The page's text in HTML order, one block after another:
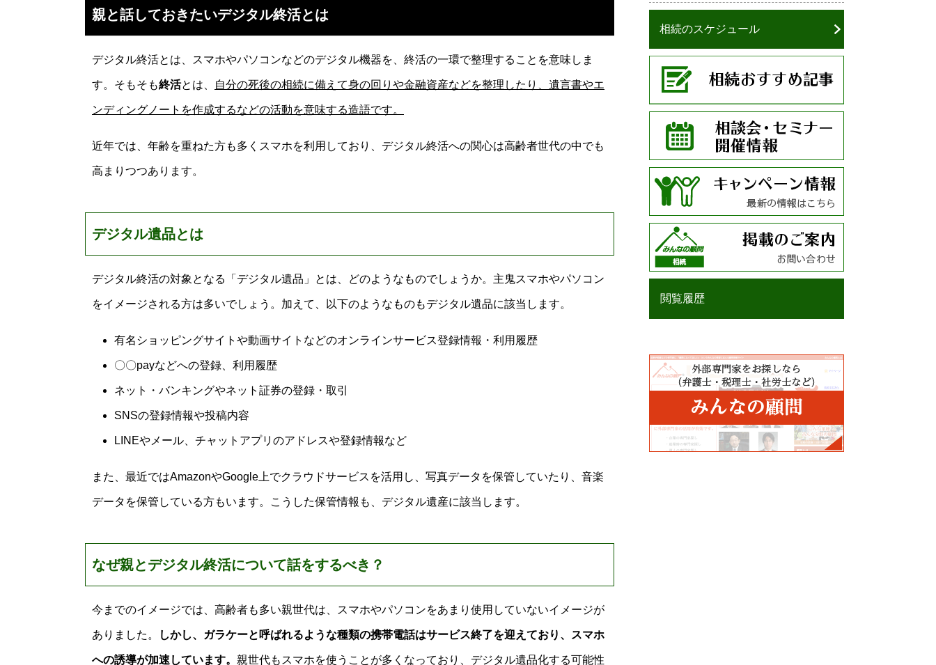
親と話しておきたいデジタル終活とは
デジタル終活とは、スマホやパソコンなどのデジタル機器を、終活の一環で整理することを意味しま
す。そもそも終活とは、 自分の死後の相続に備えて身の回りや金融資産などを整理したり、遺言書やエ
ンディングノートを作成するなどの活動を意味する造語です。
近年では、年齢を重ねた方も多くスマホを利用しており、デジタル終活への関心は高齢者世代の中でも
高まりつつあります。
デジタル遺品とは
デジタル終活の対象となる「デジタル遺品」とは、どのようなものでしょうか。主鬼スマホやパソコン
をイメージされる方は多いでしょう。加えて、以下のようなものもデジタル遺品に該当します。
有名ショッピングサイトや動画サイトなどのオンラインサービス登録情報・利用履歴
〇〇payなどへの登録、利用履歴
ネット・バンキングやネット証券の登録・取引
SNSの登録情報や投稿内容
LINEやメール、チャットアプリのアドレスや登録情報など
また、最近ではAmazonやGoogle上でクラウドサービスを活用し、写真データを保管していたり、音楽
データを保管している方もいます。こうした保管情報も、デジタル遺産に該当します。
なぜ親とデジタル終活について話をするべき？
今までのイメージでは、高齢者も多い親世代は、スマホやパソコンをあまり使用していないイメージが
ありました。 しかし、ガラケーと呼ばれるような種類の携帯電話はサービス終了を迎えており、スマホ
への誘導が加速しています。 親世代もスマホを使うことが多くなっており、デジタル遺品化する可能性
相続のスケジュール
閲覧履歴